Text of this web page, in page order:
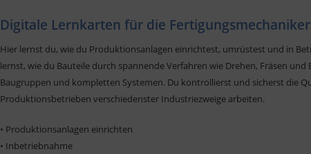
Digitale Lernkarten für die
Hier lernst du, wie du Produktionsanlagen einrichtest, umrüstest und in
lernst, wie du Bauteile durch spannende Verfahren wie Drehen, Fräsen
Baugruppen und kompletten Systemen. Du kontrollierst und sicherst die
Produktionsbetrieben verschiedenster Industriezweige arbeiten.
• Produktionsanlagen einrichten
• Inbetriebnahme